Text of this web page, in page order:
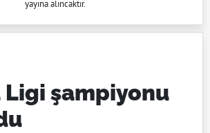
yayına alıncaktır.
Ligi şampiyonu